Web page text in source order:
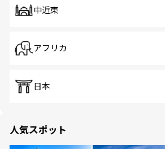
中近東
アフリカ
日本
人気スポット